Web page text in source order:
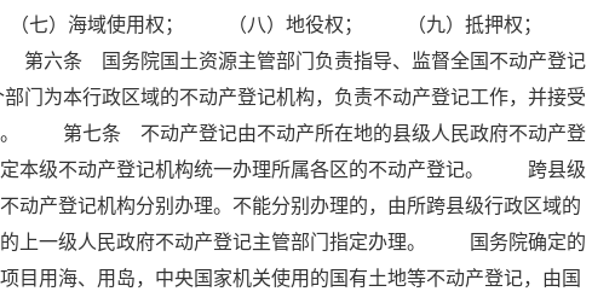
七）海域使用权； （八）地役权； （九）抵押权；
第六条 国务院国土资源主管部门负责指导、监督全国不动产登记
为本行政区域的不动产登记机构，负责不动产登记工作，并接受
。 第七条 不动产登记由不动产所在地的县级人民政府不动产登
定本级不动产登记机构统一办理所属各区的不动产登记。 跨县级
动产登记机构分别办理。不能分别办理的，由所跨县级行政区域的
的上一级人民政府不动产登记主管部门指定办理。 国务院确定的
目用海、用岛，中央国家机关使用的国有土地等不动产登记，由国